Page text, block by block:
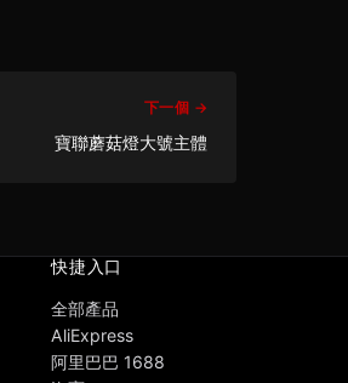
下一個 →
寶聯蘑菇燈大號主體
快捷入口
全部產品
AliExpress
阿里巴巴 1688